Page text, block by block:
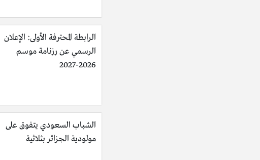
الرابطة المحترفة الأولى: الإعلان
الرسمي عن رزنامة موسم
2026-2027
الشباب السعودي يتفوق على
مولودية الجزائر بثلاثية